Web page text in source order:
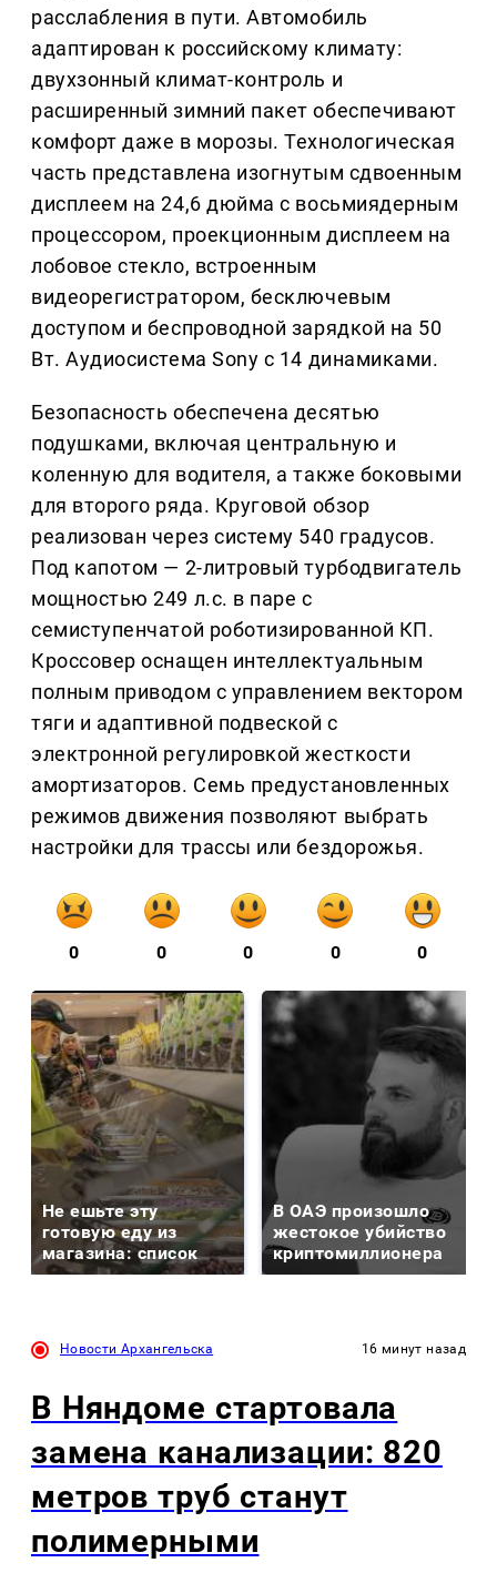
расслабления в пути. Автомобиль
адаптирован к российскому климату:
двухзонный климат-контроль и
расширенный зимний пакет обеспечивают
комфорт даже в морозы. Технологическая
часть представлена изогнутым сдвоенным
дисплеем на 24,6 дюйма с восьмиядерным
процессором, проекционным дисплеем на
лобовое стекло, встроенным
видеорегистратором, бесключевым
доступом и беспроводной зарядкой на 50
Вт. Аудиосистема Sony с 14 динамиками.
Безопасность обеспечена десятью
подушками, включая центральную и
коленную для водителя, а также боковыми
для второго ряда. Круговой обзор
реализован через систему 540 градусов.
Под капотом — 2-литровый турбодвигатель
мощностью 249 л.с. в паре с
семиступенчатой роботизированной КП.
Кроссовер оснащен интеллектуальным
полным приводом с управлением вектором
тяги и адаптивной подвеской с
электронной регулировкой жесткости
амортизаторов. Семь предустановленных
режимов движения позволяют выбрать
настройки для трассы или бездорожья.
0 0 0 0 0
Не ешьте эту
готовую еду из
магазина: список
В ОАЭ произошло
жестокое убийство
криптомиллионера
Новости Архангельска 16 минут назад
В Няндоме стартовала
замена канализации: 820
метров труб станут
полимерными